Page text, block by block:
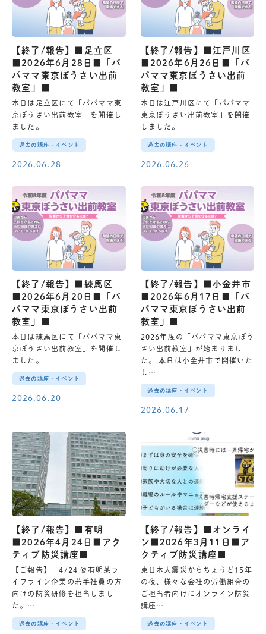
【終了/報告】■足立区
■2026年6月28日■「パ
パママ東京ぼうさい出前
教室」■
本日は足立区にて「パパママ東
京ぼうさい出前教室」を開催し
ました。
過去の講座・イベント
2026.06.28
【終了/報告】■江戸川区
■2026年6月26日■「パ
パママ東京ぼうさい出前
教室」■
本日は江戸川区にて「パパママ
東京ぼうさい出前教室」を開催
しました。
過去の講座・イベント
2026.06.26
【終了/報告】■練馬区
■2026年6月20日■「パ
パママ東京ぼうさい出前
教室」■
本日は練馬区にて「パパママ東
京ぼうさい出前教室」を開催し
ました。
過去の講座・イベント
2026.06.20
【終了/報告】■小金井市
■2026年6月17日■「パ
パママ東京ぼうさい出前
教室」■
2026年度の「パパママ東京ぼう
さい出前教室」が始まりまし
た。 本日は小金井市で開催いた
し…
過去の講座・イベント
2026.06.17
【終了/報告】■有明
■2026年4月24日■アク
ティブ防災講座■
【ご報告】 4/24 @有明某ラ
イフライン企業の若手社員の方
向けの防災研修を担当しまし
た。…
過去の講座・イベント
【終了/報告】■オンライ
ン■2026年3月11日■ア
クティブ防災講座■
東日本大震災からちょうど15年
の夜、様々な会社の労働組合の
ご担当者向けにオンライン防災
講座…
過去の講座・イベント